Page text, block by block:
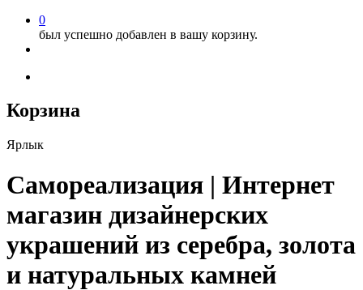
0
был успешно добавлен в вашу корзину.
Корзина
Ярлык
Самореализация | Интернет
магазин дизайнерских
украшений из серебра, золота
и натуральных камней